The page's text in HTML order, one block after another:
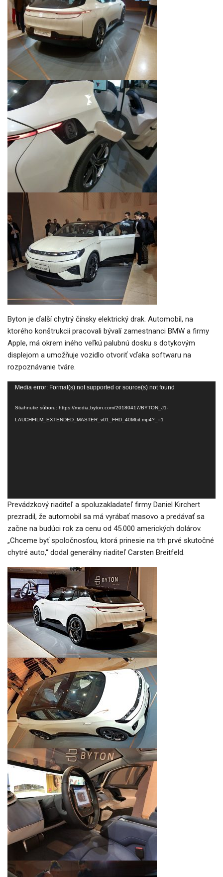
Byton je ďalší chytrý čínsky elektrický drak. Automobil, na
ktorého konštrukcii pracovali bývalí zamestnanci BMW a firmy
Apple, má okrem iného veľkú palubnú dosku s dotykovým
displejom a umožňuje vozidlo otvoriť vďaka softwaru na
rozpoznávanie tváre.
Video
Media error: Format(s) not supported or source(s) not found
Stiahnutie súboru: https://media.byton.com/20180417/BYTON_J1-
LAUCHFILM_EXTENDED_MASTER_v01_FHD_40Mbit.mp4?_=1
Prevádzkový riaditeľ a spoluzakladateľ firmy Daniel Kirchert
prezradil, že automobil sa má vyrábať masovo a predávať sa
začne na budúci rok za cenu od 45.000 amerických dolárov.
„Chceme byť spoločnosťou, ktorá prinesie na trh prvé skutočné
chytré auto,“ dodal generálny riaditeľ Carsten Breitfeld.